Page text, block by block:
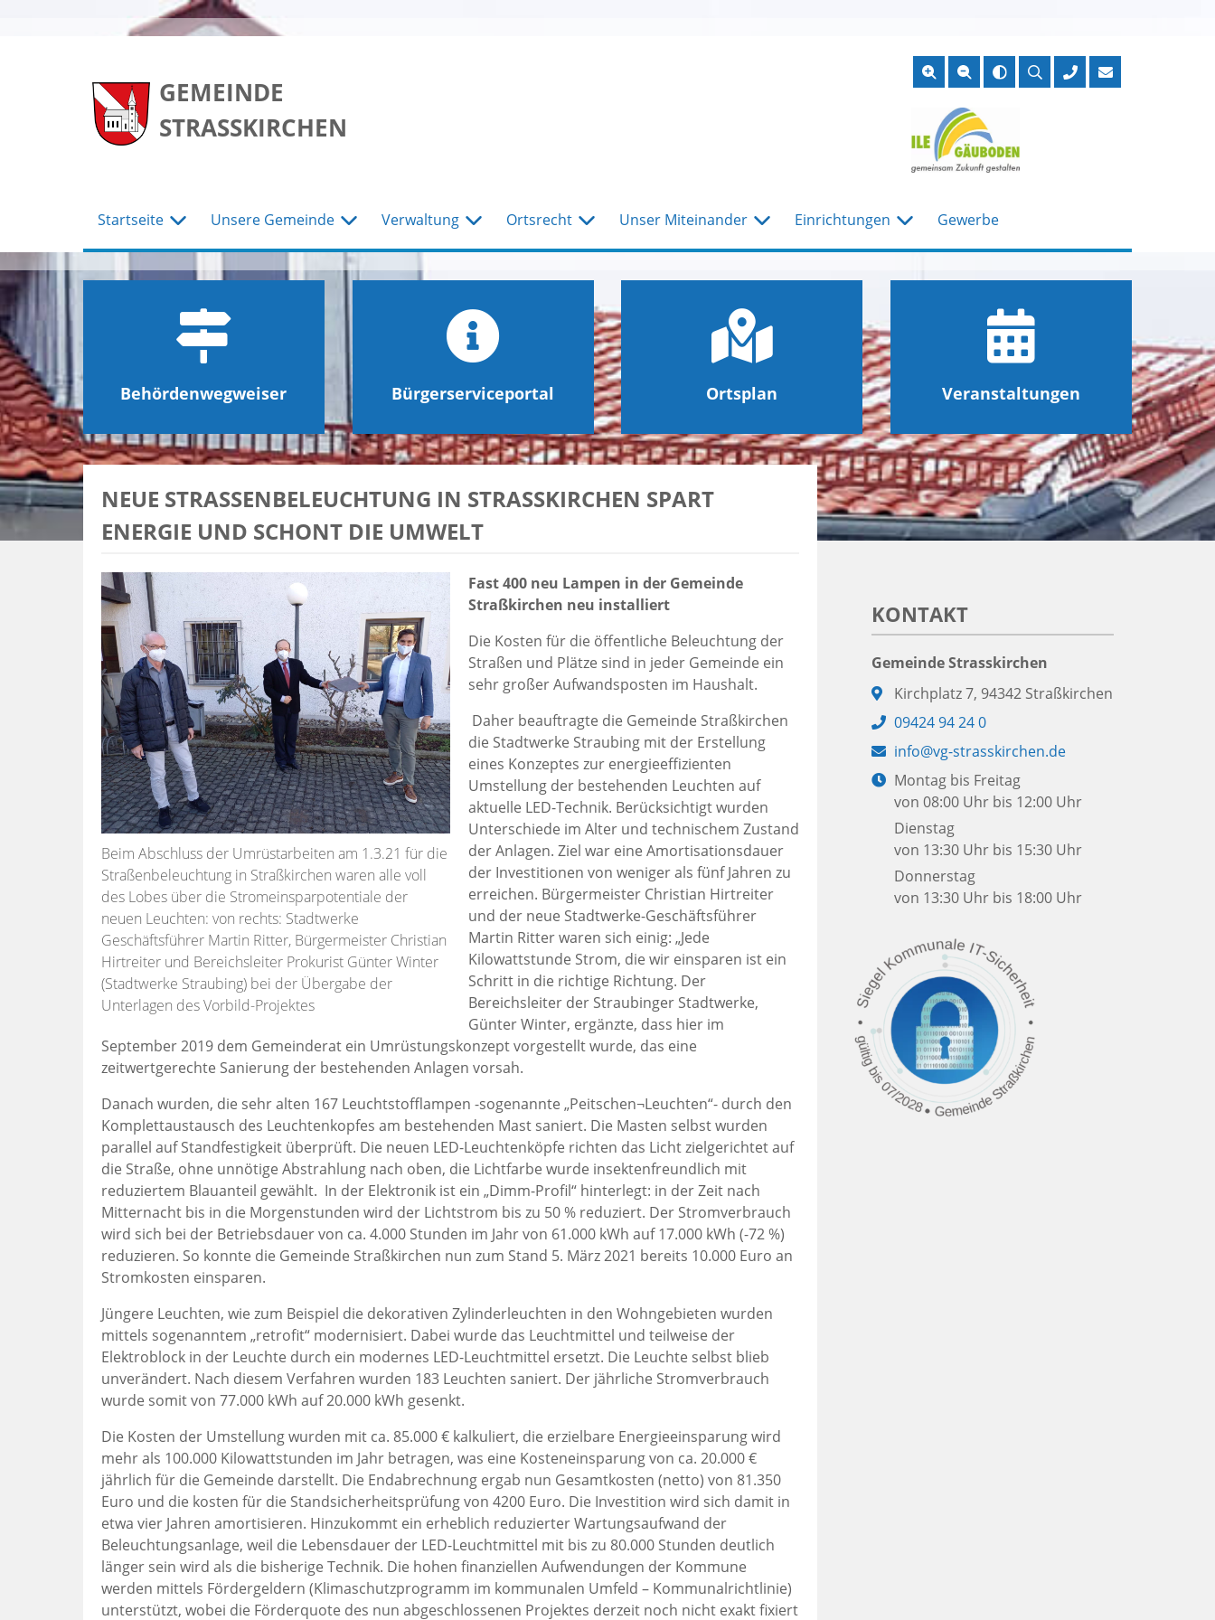
GEMEINDE
STRASSKIRCHEN
Suche
Startseite Unsere Gemeinde Verwaltung Ortsrecht Unser Miteinander Einrichtungen Gewerbe
Behördenwegweiser Bürgerserviceportal Ortsplan Veranstaltungen
NEUE STRASSENBELEUCHTUNG IN STRASSKIRCHEN SPART EN
ERGIE UND SCHONT DIE UMWELT
Beim Abschluss der Umrüstarbeiten am 1.3.21 für die
Straßenbeleuchtung in Straßkirchen waren alle voll
des Lobes über die Stromeinsparpotentiale der
neuen Leuchten: von rechts: Stadtwerke
Geschäftsführer Martin Ritter, Bürgermeister Christian
Hirtreiter und Bereichsleiter Prokurist Günter Winter
(Stadtwerke Straubing) bei der Übergabe der
Unterlagen des Vorbild-Projektes
Fast 400 neu Lampen in der Gemeinde
Straßkirchen neu installiert
Die Kosten für die öffentliche Beleuchtung der
Straßen und Plätze sind in jeder Gemeinde ein
sehr großer Aufwandsposten im Haushalt.
Daher beauftragte die Gemeinde Straßkirchen
die Stadtwerke Straubing mit der Erstellung
eines Konzeptes zur energieeffizienten
Umstellung der bestehenden Leuchten auf
aktuelle LED-Technik. Berücksichtigt wurden
Unterschiede im Alter und technischem Zustand
der Anlagen. Ziel war eine Amortisationsdauer
der Investitionen von weniger als fünf Jahren zu
erreichen. Bürgermeister Christian Hirtreiter
und der neue Stadtwerke-Geschäftsführer
Martin Ritter waren sich einig: „Jede
Kilowattstunde Strom, die wir einsparen ist ein
Schritt in die richtige Richtung. Der
Bereichsleiter der Straubinger Stadtwerke,
Günter Winter, ergänzte, dass hier im
September 2019 dem Gemeinderat ein Umrüstungskonzept vorgestellt wurde, das eine
zeitwertgerechte Sanierung der bestehenden Anlagen vorsah.
Danach wurden, die sehr alten 167 Leuchtstofflampen -sogenannte „Peitschen¬Leuchten“- durch den
Komplettaustausch des Leuchtenkopfes am bestehenden Mast saniert. Die Masten selbst wurden
parallel auf Standfestigkeit überprüft. Die neuen LED-Leuchtenköpfe richten das Licht zielgerichtet auf
die Straße, ohne unnötige Abstrahlung nach oben, die Lichtfarbe wurde insektenfreundlich mit
reduziertem Blauanteil gewählt. In der Elektronik ist ein „Dimm-Profil“ hinterlegt: in der Zeit nach
Mitternacht bis in die Morgenstunden wird der Lichtstrom bis zu 50 % reduziert. Der Stromverbrauch
wird sich bei der Betriebsdauer von ca. 4.000 Stunden im Jahr von 61.000 kWh auf 17.000 kWh (-72 %)
reduzieren. So konnte die Gemeinde Straßkirchen nun zum Stand 5. März 2021 bereits 10.000 Euro an
Stromkosten einsparen.
Jüngere Leuchten, wie zum Beispiel die dekorativen Zylinderleuchten in den Wohngebieten wurden
mittels sogenanntem „retrofit“ modernisiert. Dabei wurde das Leuchtmittel und teilweise der
Elektroblock in der Leuchte durch ein modernes LED-Leuchtmittel ersetzt. Die Leuchte selbst blieb
unverändert. Nach diesem Verfahren wurden 183 Leuchten saniert. Der jährliche Stromverbrauch
wurde somit von 77.000 kWh auf 20.000 kWh gesenkt.
Die Kosten der Umstellung wurden mit ca. 85.000 € kalkuliert, die erzielbare Energieeinsparung wird
mehr als 100.000 Kilowattstunden im Jahr betragen, was eine Kosteneinsparung von ca. 20.000 €
jährlich für die Gemeinde darstellt. Die Endabrechnung ergab nun Gesamtkosten (netto) von 81.350
Euro und die kosten für die Standsicherheitsprüfung von 4200 Euro. Die Investition wird sich damit in
etwa vier Jahren amortisieren. Hinzukommt ein erheblich reduzierter Wartungsaufwand der
Beleuchtungsanlage, weil die Lebensdauer der LED-Leuchtmittel mit bis zu 80.000 Stunden deutlich
länger sein wird als die bisherige Technik. Die hohen finanziellen Aufwendungen der Kommune
werden mittels Fördergeldern (Klimaschutzprogramm im kommunalen Umfeld – Kommunalrichtlinie)
unterstützt, wobei die Förderquote des nun abgeschlossenen Projektes derzeit noch nicht exakt fixiert
KONTAKT
Gemeinde Strasskirchen
Adresse:
Kirchplatz 7, 94342 Straßkirchen
Telefon:
09424 94 24 0
E-
Mail:
info@vg-strasskirchen.de
Öffnungszeiten:
Montag bis Freitag
von 08:00 Uhr bis 12:00 Uhr
Dienstag
von 13:30 Uhr bis 15:30 Uhr
Donnerstag
von 13:30 Uhr bis 18:00 Uhr